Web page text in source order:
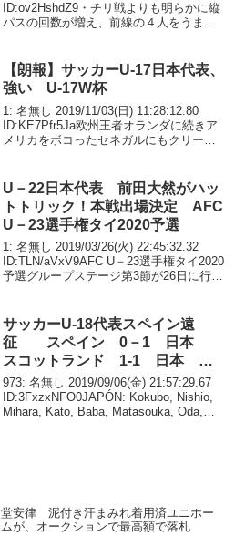
ID:ov2HshdZ9・チリ戦よりも明らかに縦
パスの回数が増え、前線の４人をうまく
も引かない気持ちの...
【朗報】サッカーU-17日本代表、
強い U-17W杯
1: 名無し 2019/11/03(日) 11:28:12.80
ID:KE7Pfr5Ja欧州王者オランダに続きア
メリカをボコったセネガルにもクリーン
U－22日本代表 前田大然がハッ
トトリック！本戦出場決定 AFC
U－23選手権タイ2020予選
1: 名無し 2019/03/26(火) 22:45:32.32
ID:TLN/aVxV9AFC U－23選手権タイ2020
予選グループステージ第3節が26日に行わ
サッカーU-18代表スペイン遠
征 スペイン 0－1 日本
スコットランド 1-1 日本 桜
川ソロモン、大森真吾ゴール
973: 名無し 2019/09/06(金) 21:57:29.67
ID:3FxzxNFO0JAPÓN: Kokubo, Nishio,
Mihara, Kato, Baba, Matasouka, Oda,
堂安律 泥付き汗まみれ着用済ユニホー
ムが、オークションで最高額で落札